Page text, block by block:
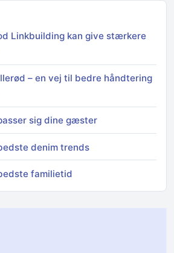
Linkbuilding kan give stærkere
– en vej til bedre håndtering
sig dine gæster
denim trends
familietid